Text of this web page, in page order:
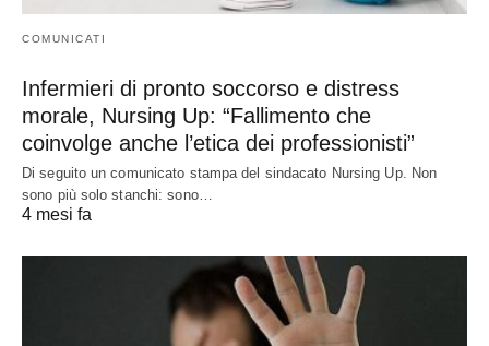
COMUNICATI
Infermieri di pronto soccorso e distress
morale, Nursing Up: “Fallimento che
coinvolge anche l’etica dei professionisti”
Di seguito un comunicato stampa del sindacato Nursing Up. Non
sono più solo stanchi: sono…
4 mesi fa